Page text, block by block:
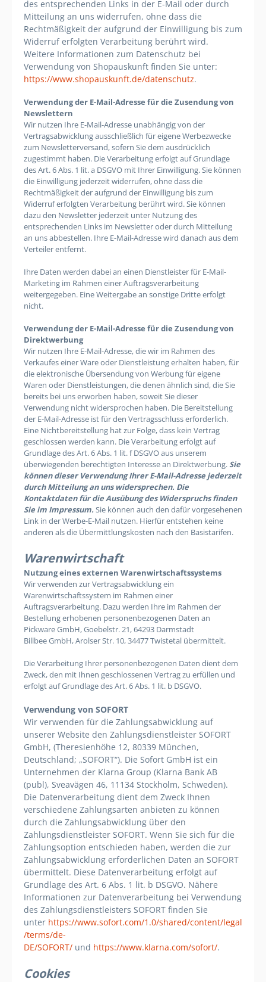
des entsprechenden Links in der E-Mail oder durch
Mitteilung an uns widerrufen, ohne dass die
Rechtmäßigkeit der aufgrund der Einwilligung bis zum
Widerruf erfolgten Verarbeitung berührt wird.
Weitere Informationen zum Datenschutz bei
Verwendung von Shopauskunft finden Sie unter:
https://www.shopauskunft.de/datenschutz.
Verwendung der E-Mail-Adresse für die Zusendung von
Newslettern
Wir nutzen Ihre E-Mail-Adresse unabhängig von der
Vertragsabwicklung ausschließlich für eigene Werbezwecke
zum Newsletterversand, sofern Sie dem ausdrücklich
zugestimmt haben. Die Verarbeitung erfolgt auf Grundlage
des Art. 6 Abs. 1 lit. a DSGVO mit Ihrer Einwilligung. Sie können
die Einwilligung jederzeit widerrufen, ohne dass die
Rechtmäßigkeit der aufgrund der Einwilligung bis zum
Widerruf erfolgten Verarbeitung berührt wird. Sie können
dazu den Newsletter jederzeit unter Nutzung des
entsprechenden Links im Newsletter oder durch Mitteilung
an uns abbestellen. Ihre E-Mail-Adresse wird danach aus dem
Verteiler entfernt.
Ihre Daten werden dabei an einen Dienstleister für E-Mail-
Marketing im Rahmen einer Auftragsverarbeitung
weitergegeben. Eine Weitergabe an sonstige Dritte erfolgt
nicht.
Verwendung der E-Mail-Adresse für die Zusendung von
Direktwerbung
Wir nutzen Ihre E-Mail-Adresse, die wir im Rahmen des
Verkaufes einer Ware oder Dienstleistung erhalten haben, für
die elektronische Übersendung von Werbung für eigene
Waren oder Dienstleistungen, die denen ähnlich sind, die Sie
bereits bei uns erworben haben, soweit Sie dieser
Verwendung nicht widersprochen haben. Die Bereitstellung
der E-Mail-Adresse ist für den Vertragsschluss erforderlich.
Eine Nichtbereitstellung hat zur Folge, dass kein Vertrag
geschlossen werden kann. Die Verarbeitung erfolgt auf
Grundlage des Art. 6 Abs. 1 lit. f DSGVO aus unserem
überwiegenden berechtigten Interesse an Direktwerbung.Sie
können dieser Verwendung Ihrer E-Mail-Adresse jederzeit
durch Mitteilung an uns widersprechen. Die
Kontaktdaten für die Ausübung des Widerspruchs finden
Sie im Impressum. Sie können auch den dafür vorgesehenen
Link in der Werbe-E-Mail nutzen. Hierfür entstehen keine
anderen als die Übermittlungskosten nach den Basistarifen.
Warenwirtschaft
Nutzung eines externen Warenwirtschaftssystems
Wir verwenden zur Vertragsabwicklung ein
Warenwirtschaftssystem im Rahmen einer
Auftragsverarbeitung. Dazu werden Ihre im Rahmen der
Bestellung erhobenen personenbezogenen Daten an
Pickware GmbH, Goebelstr. 21, 64293 Darmstadt
Billbee GmbH,Arolser Str. 10, 34477 Twistetal übermittelt.
Die Verarbeitung Ihrer personenbezogenen Daten dient dem
Zweck, den mit Ihnen geschlossenen Vertrag zu erfüllen und
erfolgt auf Grundlage des Art. 6 Abs. 1 lit. b DSGVO.
Verwendung von SOFORT
Wir verwenden für die Zahlungsabwicklung auf
unserer Website den Zahlungsdienstleister SOFORT
GmbH, (Theresienhöhe 12, 80339 München,
Deutschland; „SOFORT“). Die Sofort GmbH ist ein
Unternehmen der Klarna Group (Klarna Bank AB
(publ), Sveavägen 46, 11134 Stockholm, Schweden).
Die Datenverarbeitung dient dem Zweck Ihnen
verschiedene Zahlungsarten anbieten zu können
durch die Zahlungsabwicklung über den
Zahlungsdienstleister SOFORT. Wenn Sie sich für die
Zahlungsoption entschieden haben, werden die zur
Zahlungsabwicklung erforderlichen Daten an SOFORT
übermittelt. Diese Datenverarbeitung erfolgt auf
Grundlage des Art. 6 Abs. 1 lit. b DSGVO. Nähere
Informationen zur Datenverarbeitung bei Verwendung
des Zahlungsdienstleisters SOFORT finden Sie
unter https://www.sofort.com/1.0/shared/content/legal
/terms/de-
DE/SOFORT/ und https://www.klarna.com/sofort/.
Cookies